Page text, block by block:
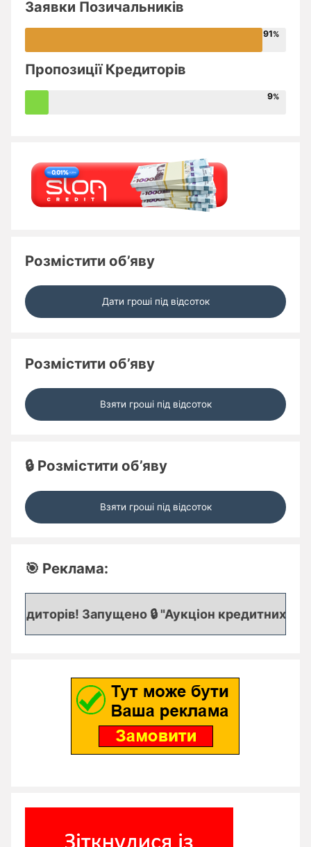
Заявки Позичальників
91
Пропозиції Кредиторів
9
Розмістити об’яву
Дати гроші під відсоток
Розмістити об’яву
Взяти гроші під відсоток
🔒 Розмістити об’яву
Взяти гроші під відсоток
🎯 Реклама:
Запущено 🔒 "Аукціон кредитних